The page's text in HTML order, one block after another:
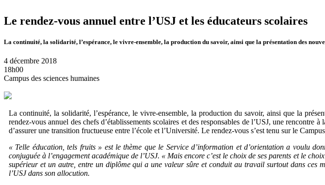
Le rendez-vous annuel entre l’USJ et les éducateurs scolaires
La continuité, la solidarité, l’espérance, le vivre-ensemble, la production du savoir, ainsi que la présentation des
4 décembre 2018
18h00
Campus des sciences humaines
La continuité, la solidarité, l’espérance, le vivre-ensemble, la production du savoir, ainsi que la
rendez-vous annuel des chefs d’établissements scolaires et des responsables de l’USJ, une rencontre
d’assurer une transition fructueuse entre l’école et l’Université. Le rendez-vous s’est tenu sur le
« Telle éducation, tels fruits » est le thème que le Service d’information et d’orientation a voulu
conjuguée à l’engagement académique de l’USJ. « Mais encore c’est le choix de ses parents et le
supérieur et un autre, entre un diplôme qui a une valeur sûre et conduit au travail surtout dans ces
l’USJ dans son allocution.